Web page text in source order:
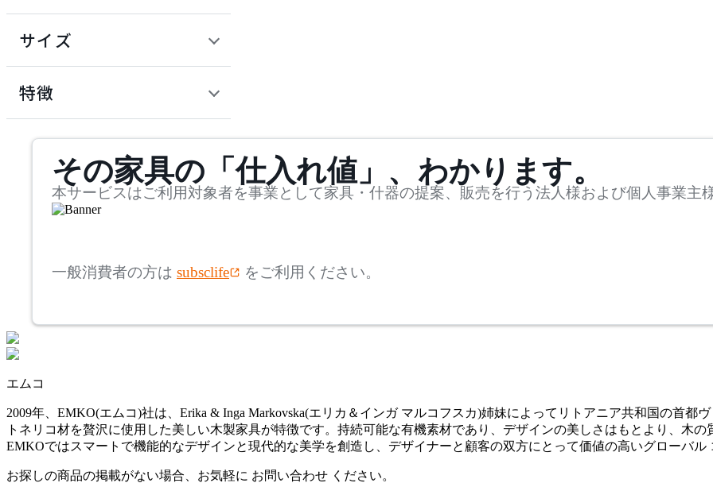
common furniture
コンプレックスユニバー
サルファニチャーサプラ
イ
ダルトン
サイズ
mm
検索
~
~
特徴
その家具の「仕入れ値」、わかります。
本サービスはご利用対象者を事業として家具・什器の提案、販売を行う法人様および個人事業主
一般消費者の方は subsclife をご利用ください。
エムコ
2009年、EMKO(エムコ)社は、Erika & Inga Markovska(エリカ＆インガ マルコフスカ)姉妹によってリトアニア共和国の首
トネリコ材を贅沢に使用した美しい木製家具が特徴です。持続可能な有機素材であり、デザインの美しさはもとより、木
EMKOではスマートで機能的なデザインと現代的な美学を創造し、デザイナーと顧客の双方にとって価値の高いグローバル
お探しの商品の掲載がない場合、お気軽に お問い合わせ ください。